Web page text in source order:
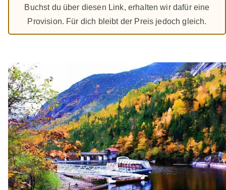
Buchst du über diesen Link, erhalten wir dafür eine
Provision. Für dich bleibt der Preis jedoch gleich.